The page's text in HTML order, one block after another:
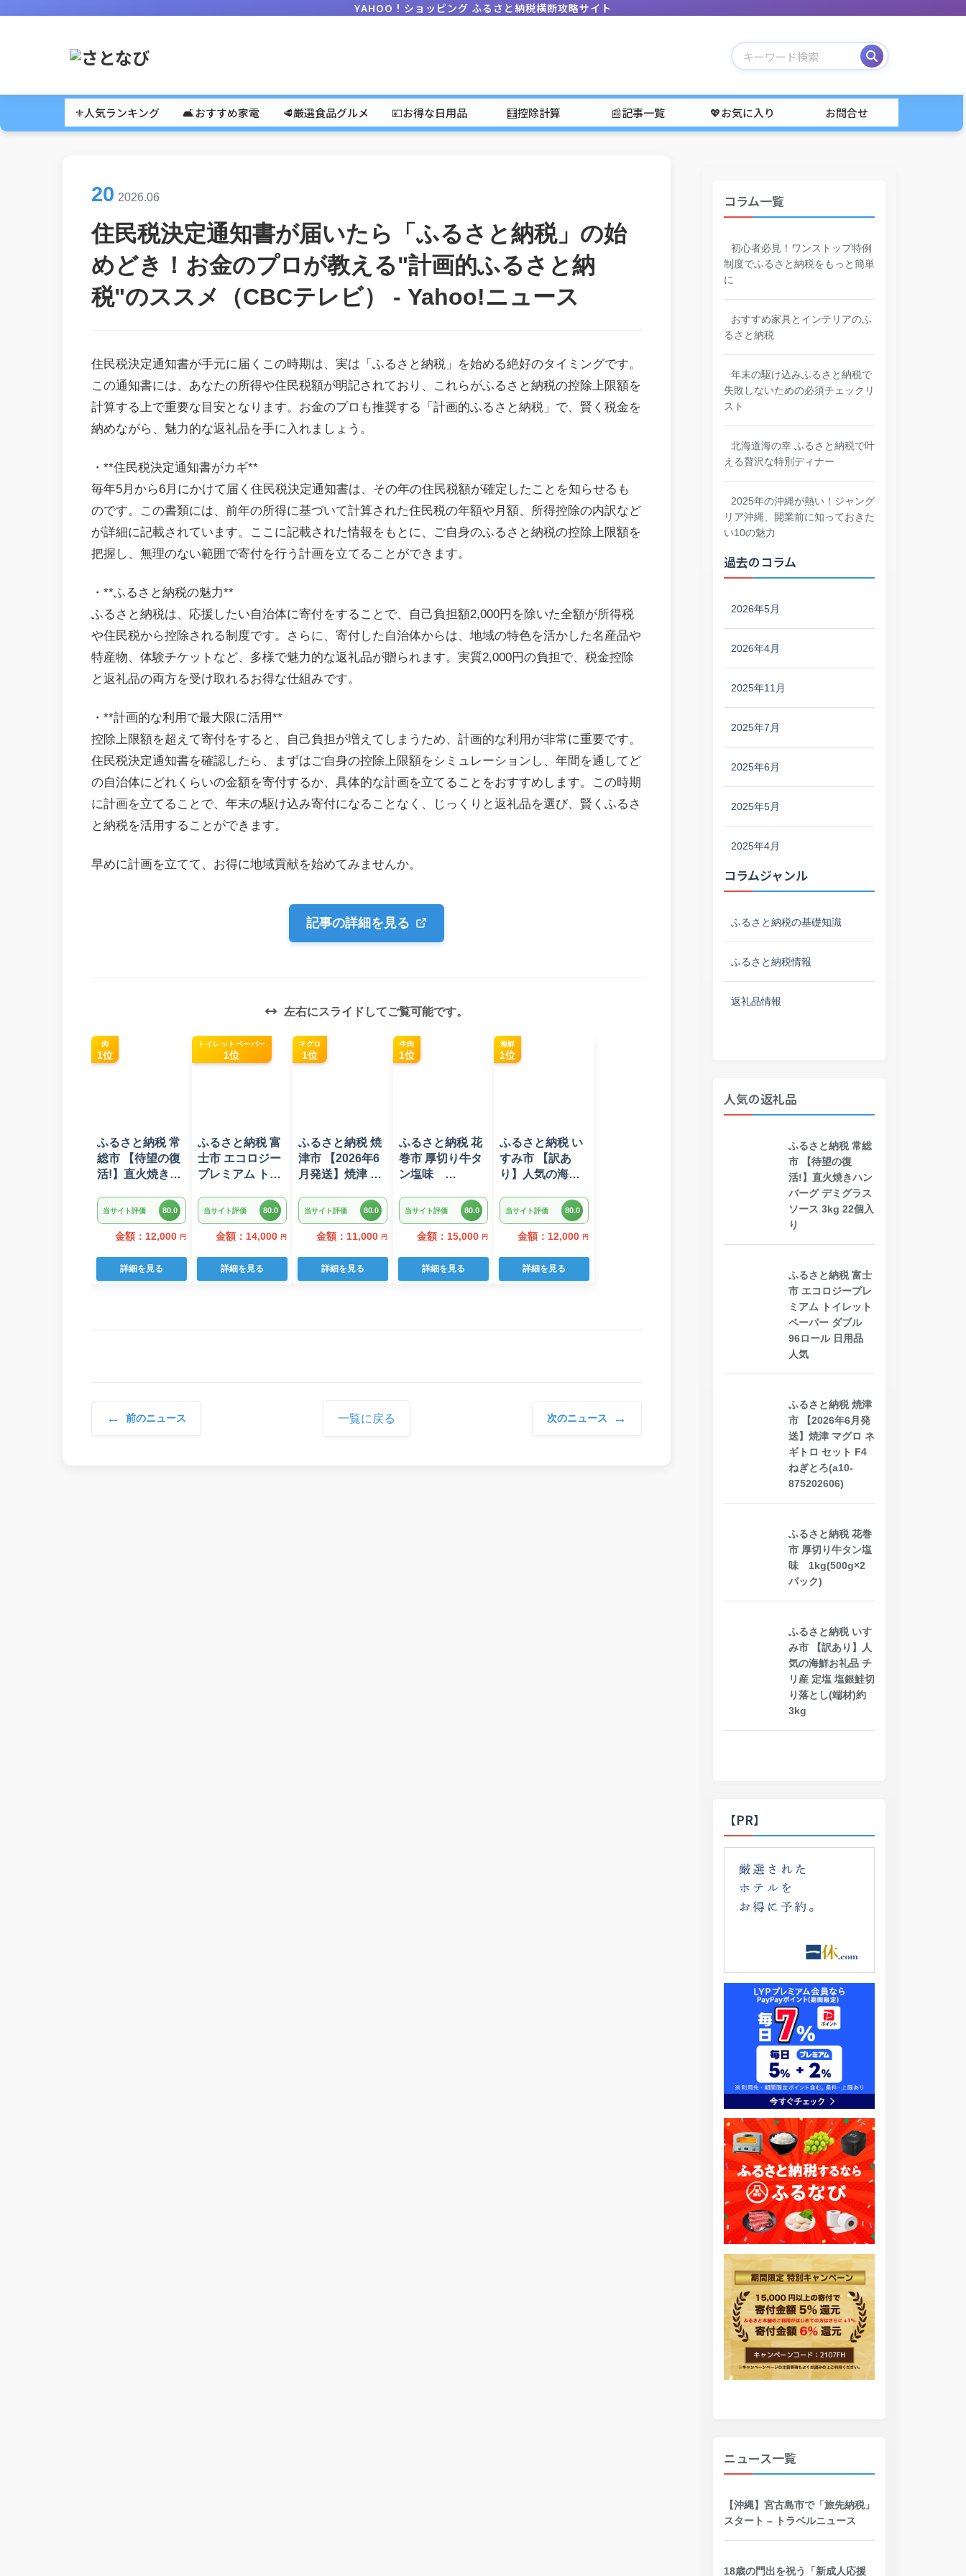
YAHOO！ショッピング ふるさと納税横断攻略サイト
⚜️人気ランキング 🛋️おすすめ家電 🥩厳選食品グルメ 💴お得な日用品 🧮控除計算 📰記事一覧 💖お気に入り お問合せ
20 2026.06
住民税決定通知書が届いたら「ふるさと納税」の始
めどき！お金のプロが教える"計画的ふるさと納
税"のススメ（CBCテレビ） - Yahoo!ニュース
住民税決定通知書が手元に届くこの時期は、実は「ふるさと納税」を始める絶好のタイミングです。
この通知書には、あなたの所得や住民税額が明記されており、これらがふるさと納税の控除上限額を
計算する上で重要な目安となります。お金のプロも推奨する「計画的ふるさと納税」で、賢く税金を
納めながら、魅力的な返礼品を手に入れましょう。
・**住民税決定通知書がカギ**
毎年5月から6月にかけて届く住民税決定通知書は、その年の住民税額が確定したことを知らせるも
のです。この書類には、前年の所得に基づいて計算された住民税の年額や月額、所得控除の内訳など
が詳細に記載されています。ここに記載された情報をもとに、ご自身のふるさと納税の控除上限額を
把握し、無理のない範囲で寄付を行う計画を立てることができます。
・**ふるさと納税の魅力**
ふるさと納税は、応援したい自治体に寄付をすることで、自己負担額2,000円を除いた全額が所得税
や住民税から控除される制度です。さらに、寄付した自治体からは、地域の特色を活かした名産品や
特産物、体験チケットなど、多様で魅力的な返礼品が贈られます。実質2,000円の負担で、税金控除
と返礼品の両方を受け取れるお得な仕組みです。
・**計画的な利用で最大限に活用**
控除上限額を超えて寄付をすると、自己負担が増えてしまうため、計画的な利用が非常に重要です。
住民税決定通知書を確認したら、まずはご自身の控除上限額をシミュレーションし、年間を通してど
の自治体にどれくらいの金額を寄付するか、具体的な計画を立てることをおすすめします。この時期
に計画を立てることで、年末の駆け込み寄付になることなく、じっくりと返礼品を選び、賢くふるさ
と納税を活用することができます。
早めに計画を立てて、お得に地域貢献を始めてみませんか。
記事の詳細を見る
左右にスライドしてご覧可能です。
肉
1位
ふるさと納税 常
総市 【待望の復
活!】直火焼きハ
ラスソース 3kg
22個入り
当サイト評価 80.0
金額：12,000 円
詳細を見る
トイレットペーパー
1位
ふるさと納税 富
士市 エコロジー
プレミアム トイ
ダブル 96ロール
日用品 人気
当サイト評価 80.0
金額：14,000 円
詳細を見る
マグロ
1位
ふるさと納税 焼
津市 【2026年6
月発送】焼津 マ
ット F4 ねぎとろ
(a10-875202606)
当サイト評価 80.0
金額：11,000 円
詳細を見る
牛肉
1位
ふるさと納税 花
巻市 厚切り牛タ
ン塩味
ク)当サイト評価 80.0
金額：15,000 円
詳細を見る
海鮮
1位
ふるさと納税 い
すみ市 【訳あ
り】人気の海鮮
塩 塩銀鮭切り落
とし(端材)約3kg
当サイト評価 80.0
金額：12,000 円
詳細を見る
← 前のニュース 一覧に戻る 次のニュース →
コラム一覧
初心者必見！ワンストップ特例
制度でふるさと納税をもっと簡単
に
おすすめ家具とインテリアのふ
るさと納税
年末の駆け込みふるさと納税で
失敗しないための必須チェックリ
スト
北海道海の幸 ふるさと納税で叶
える贅沢な特別ディナー
2025年の沖縄が熱い！ジャング
リア沖縄、開業前に知っておきた
い10の魅力
過去のコラム
2026年5月
2026年4月
2025年11月
2025年7月
2025年6月
2025年5月
2025年4月
コラムジャンル
ふるさと納税の基礎知識
ふるさと納税情報
返礼品情報
人気の返礼品
ふるさと納税 常総
市 【待望の復
活!】直火焼きハン
バーグ デミグラス
ソース 3kg 22個入
り
ふるさと納税 富士
市 エコロジープレ
ミアム トイレット
ペーパー ダブル
96ロール 日用品
人気
ふるさと納税 焼津
市 【2026年6月発
送】焼津 マグロ ネ
ギトロ セット F4
ねぎとろ(a10-
875202606)
ふるさと納税 花巻
市 厚切り牛タン塩
味 1kg(500g×2
パック)
ふるさと納税 いす
み市 【訳あり】人
気の海鮮お礼品 チ
リ産 定塩 塩銀鮭切
り落とし(端材)約
3kg
【PR】
ニュース一覧
【沖縄】宮古島市で「旅先納税」
スタート – トラベルニュース
18歳の門出を祝う「新成人応援